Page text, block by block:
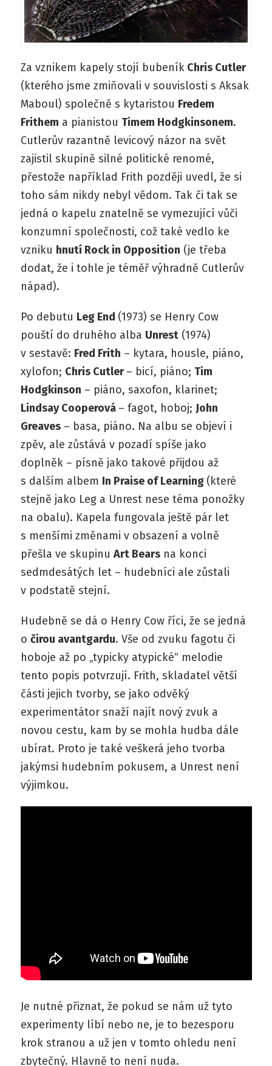
Za vznikem kapely stojí bubeníkChris Cutler
(kterého jsme zmiňovali v souvislosti s Aksak
Maboul) společně s kytaristou Fredem
Frithem a pianistou Timem Hodgkinsonem.
Cutlerův razantně levicový názor na svět
zajistil skupině silné politické renomé,
přestože například Frith později uvedl, že si
toho sám nikdy nebyl vědom. Tak či tak se
jedná o kapelu znatelně se vymezující vůči
konzumní společnosti, což také vedlo ke
vzniku hnutí Rock in Opposition (je třeba
dodat, že i tohle je téměř výhradně Cutlerův
nápad).
Po debutu Leg End (1973) se Henry Cow
pouští do druhého alba Unrest(1974)
v sestavě: Fred Frith – kytara, housle, piáno,
xylofon; Chris Cutler– bicí, piáno; Tim
Hodgkinson – piáno, saxofon, klarinet;
Lindsay Cooperová – fagot, hoboj; John
Greaves– basa, piáno. Na albu se objeví i
zpěv, ale zůstává v pozadí spíše jako
doplněk – písně jako takové přijdou až
s dalším albem In Praise of Learning (které
stejně jako Leg a Unrest nese téma ponožky
na obalu). Kapela fungovala ještě pár let
s menšími změnami v obsazení a volně
přešla ve skupinu Art Bearsna konci
sedmdesátých let – hudebníci ale zůstali
v podstatě stejní.
Hudebně se dá o Henry Cow říci, že se jedná
o čirou avantgardu. Vše od zvuku fagotu či
hoboje až po „typicky atypické“ melodie
tento popis potvrzují. Frith, skladatel větší
části jejich tvorby, se jako odvěký
experimentátor snaží najít nový zvuk a
novou cestu, kam by se mohla hudba dále
ubírat. Proto je také veškerá jeho tvorba
jakýmsi hudebním pokusem, a Unrest není
výjimkou.
Je nutné přiznat, že pokud se nám už tyto
experimenty líbí nebo ne, je to bezesporu
krok stranou a už jen v tomto ohledu není
zbytečný. Hlavně to není nuda.